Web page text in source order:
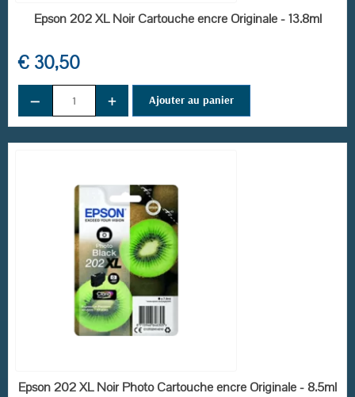
EN STOCK
Epson 202 XL Noir Cartouche encre Originale - 13.8ml
€ 30,50
− + Ajouter au panier
EN STOCK
Epson 202 XL Noir Photo Cartouche encre Originale - 8.5ml